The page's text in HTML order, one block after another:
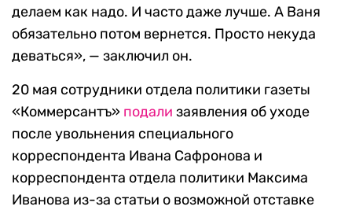
делаем как надо. И часто даже лучше. А Ваня
обязательно потом вернется. Просто некуда
деваться», — заключил он.
20 мая сотрудники отдела политики газеты
«Коммерсантъ» подали заявления об уходе
после увольнения специального
корреспондента Ивана Сафронова и
корреспондента отдела политики Максима
Иванова из-за статьи о возможной отставке